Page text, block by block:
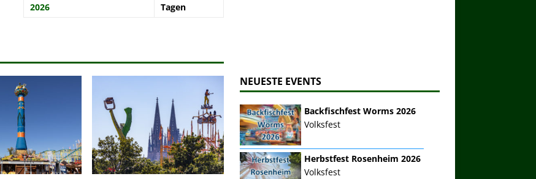
2026
Tagen
NEUESTE EVENTS
Backfischfest Worms 2026
Volksfest
Herbstfest Rosenheim 2026
Volksfest